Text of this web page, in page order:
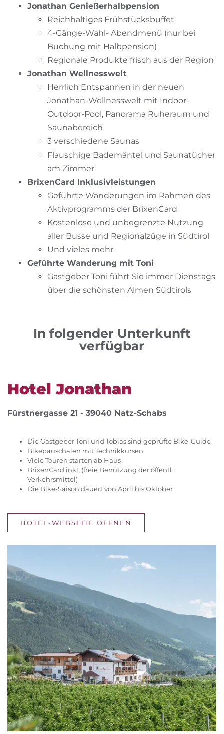
Jonathan Genießerhalbpension
Reichhaltiges Frühstücksbuffet
4-Gänge-Wahl- Abendmenü (nur bei
Buchung mit Halbpension)
Regionale Produkte frisch aus der Region
Jonathan Wellnesswelt
Herrlich Entspannen in der neuen
Jonathan-Wellnesswelt mit Indoor-
Outdoor-Pool, Panorama Ruheraum und
Saunabereich
3 verschiedene Saunas
Flauschige Bademäntel und Saunatücher
am Zimmer
BrixenCard Inklusivleistungen
Geführte Wanderungen im Rahmen des
Aktivprogramms der BrixenCard
Kostenlose und unbegrenzte Nutzung
aller Busse und Regionalzüge in Südtirol
Und vieles mehr
Geführte Wanderung mit Toni
Gastgeber Toni führt Sie immer Dienstags
über die schönsten Almen Südtirols
In folgender Unterkunft
verfügbar
Hotel Jonathan
Fürstnergasse 21 - 39040 Natz-Schabs
Die Gastgeber Toni und Tobias sind geprüfte Bike-Guide
Bikepauschalen mit Technikkursen
Viele Touren starten ab Haus
BrixenCard inkl. (freie Benützung der öffentl.
Verkehrsmittel)
Die Bike-Saison dauert von April bis Oktober
HOTEL-WEBSEITE ÖFFNEN